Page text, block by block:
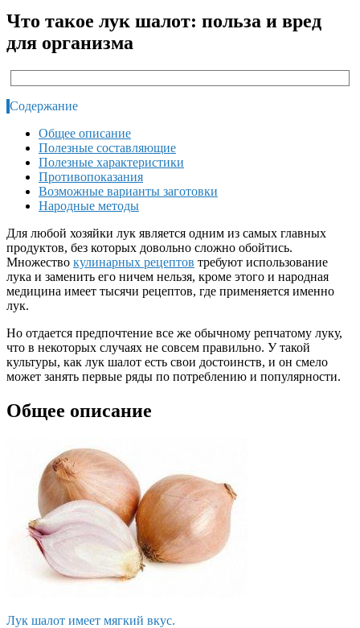
Что такое лук шалот: польза и вред
для организма
Содержание
Общее описание
Полезные составляющие
Полезные характеристики
Противопоказания
Возможные варианты заготовки
Народные методы
Для любой хозяйки лук является одним из самых главных
продуктов, без которых довольно сложно обойтись.
Множество кулинарных рецептов требуют использование
лука и заменить его ничем нельзя, кроме этого и народная
медицина имеет тысячи рецептов, где применяется именно
лук.
Но отдается предпочтение все же обычному репчатому луку,
что в некоторых случаях не совсем правильно. У такой
культуры, как лук шалот есть свои достоинств, и он смело
может занять первые ряды по потреблению и популярности.
Общее описание
Лук шалот имеет мягкий вкус.